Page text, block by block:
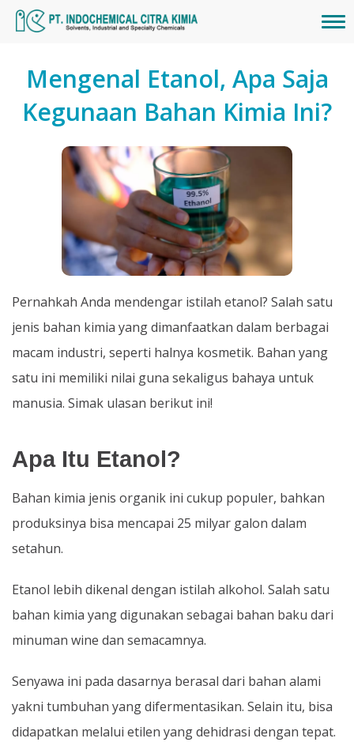
Mengenal Etanol, Apa Saja
Kegunaan Bahan Kimia Ini?
Pernahkah Anda mendengar istilah etanol? Salah satu
jenis bahan kimia yang dimanfaatkan dalam berbagai
macam industri, seperti halnya kosmetik. Bahan yang
satu ini memiliki nilai guna sekaligus bahaya untuk
manusia. Simak ulasan berikut ini!
Apa Itu Etanol?
Bahan kimia jenis organik ini cukup populer, bahkan
produksinya bisa mencapai 25 milyar galon dalam
setahun.
Etanol lebih dikenal dengan istilah alkohol. Salah satu
bahan kimia yang digunakan sebagai bahan baku dari
minuman wine dan semacamnya.
Senyawa ini pada dasarnya berasal dari bahan alami
yakni tumbuhan yang difermentasikan. Selain itu, bisa
didapatkan melalui etilen yang dehidrasi dengan tepat.